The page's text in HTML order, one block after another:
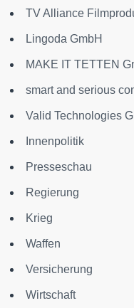
TV Alliance
Lingoda GmbH
MAKE IT TETTEN
smart and serious
Valid Technologies
Innenpolitik
Presseschau
Regierung
Krieg
Waffen
Versicherung
Wirtschaft